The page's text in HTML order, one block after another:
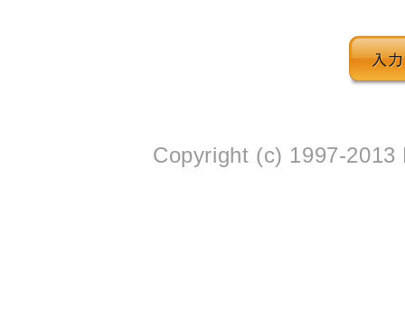
Copyright (c) 1997-